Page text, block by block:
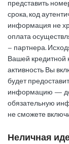
представить
срока, код
информация не
оплата
– партнера.
Вашей кредитной
активность Вы
будет
информацию —
обязательную
не сможете
Неличная